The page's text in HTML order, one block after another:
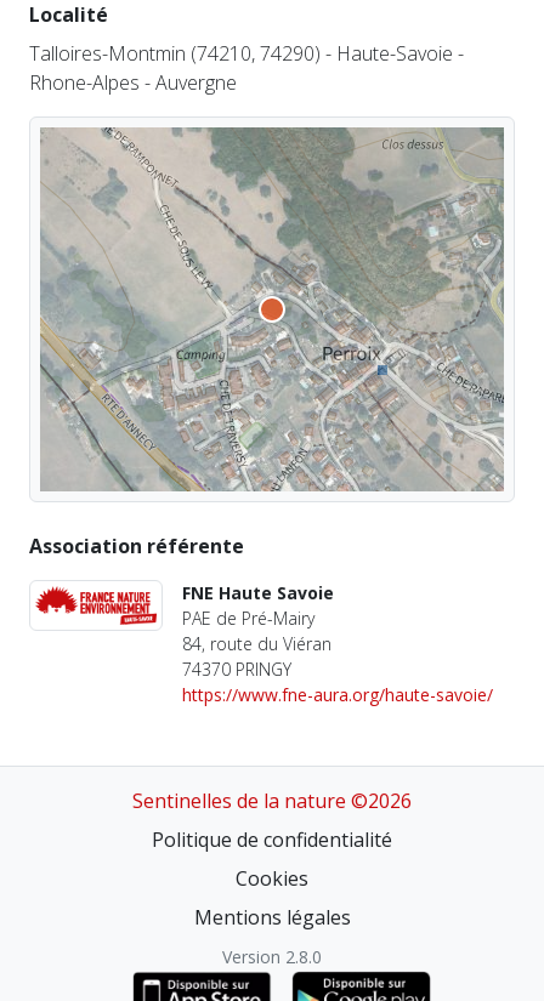
Localité
Talloires-Montmin (74210, 74290) - Haute-Savoie -
Rhone-Alpes - Auvergne
Association référente
FNE Haute Savoie
PAE de Pré-Mairy
84, route du Viéran
74370 PRINGY
https://www.fne-aura.org/haute-savoie/
Sentinelles de la nature ©2026
Politique de confidentialité
Cookies
Mentions légales
Version 2.8.0